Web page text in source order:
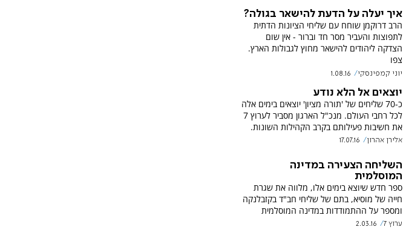
איך יעלה על הדעת להישאר בגולה?
הרב דרוקמן שוחח עם שליחי הציונות הדתית
לתפוצות והעביר מסר חד וברור - אין שום
הצדקה ליהודים להישאר מחוץ לגבולות הארץ.
צפו
יוני קמפינסקי 1.08.16
יוצאים אל הלא נודע
כ-70 שליחים של 'תורה מציון' יוצאים בימים אלה
לכל רחבי העולם. מנכ"ל הארגון מסביר לערוץ 7
את חשיבות פעילותם בקרב הקהילות השונות.
אלירן אהרון 17.07.16
השליחה הצעירה במדינה
המוסלמית
ספר חדש שיוצא בימים אלו, מלווה את שגרת
חייה של מוסיא, בתם של שליחי חב"ד בקזבלנקה
ומספר על ההתמודדות במדינה המוסלמית
ערוץ 7 2.03.16